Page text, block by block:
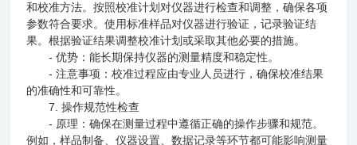
和校准方法。按照校准计划对仪器进行检查和调整，确保各项
参数符合要求。使用标准样品对仪器进行验证，记录验证结
果。根据验证结果调整校准计划或采取其他必要的措施。
- 优势：能长期保持仪器的测量精度和稳定性。
- 注意事项：校准过程应由专业人员进行，确保校准结果
的准确性和可靠性。
7. 操作规范性检查
- 原理：确保在测量过程中遵循正确的操作步骤和规范。
例如，样品制备、仪器设置、数据记录等环节都可能影响测量